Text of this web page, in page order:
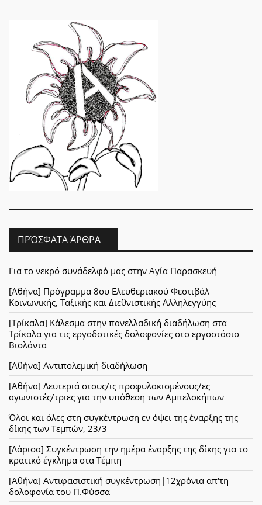
ΠΡΌΣΦΑΤΑ ΆΡΘΡΑ
Για το νεκρό συνάδελφό μας στην Αγία Παρασκευή
[Αθήνα] Πρόγραμμα 8ου Ελευθεριακού Φεστιβάλ
Κοινωνικής, Ταξικής και Διεθνιστικής Αλληλεγγύης
[Τρίκαλα] Κάλεσμα στην πανελλαδική διαδήλωση στα
Τρίκαλα για τις εργοδοτικές δολοφονίες στο εργοστάσιο
Βιολάντα
[Αθήνα] Αντιπολεμική διαδήλωση
[Αθήνα] Λευτεριά στους/ις προφυλακισμένους/ες
αγωνιστές/τριες για την υπόθεση των Αμπελοκήπων
Όλοι και όλες στη συγκέντρωση εν όψει της έναρξης της
δίκης των Τεμπών, 23/3
[Λάρισα] Συγκέντρωση την ημέρα έναρξης της δίκης για το
κρατικό έγκλημα στα Τέμπη
[Αθήνα] Αντιφασιστική συγκέντρωση|12χρόνια απ'τη
δολοφονία του Π.Φύσσα